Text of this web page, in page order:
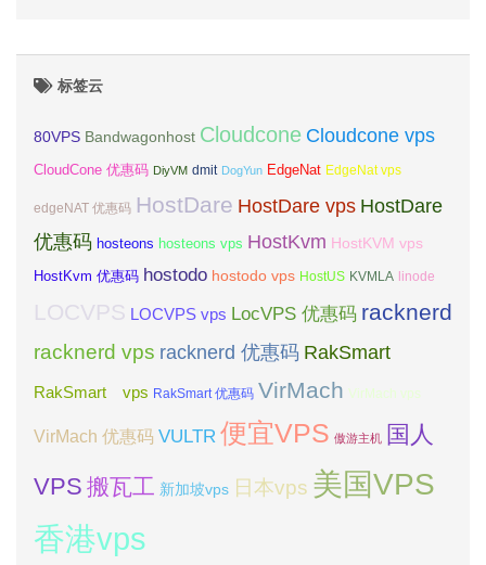
标签云
80VPS Bandwagonhost Cloudcone Cloudcone vps
CloudCone 优惠码 DiyVM dmit DogYun EdgeNat EdgeNat vps
edgeNAT 优惠码 HostDare HostDare vps HostDare
优惠码 hosteons hosteons vps HostKvm HostKVM vps
HostKvm 优惠码 hostodo hostodo vps HostUS KVMLA linode
LOCVPS LOCVPS vps LocVPS 优惠码 racknerd
racknerd vps racknerd 优惠码 RakSmart
RakSmart vps RakSmart 优惠码 VirMach VirMach vps
VirMach 优惠码 VULTR 便宜VPS 傲游主机 国人
VPS 搬瓦工 新加坡vps 日本vps 美国VPS
香港vps